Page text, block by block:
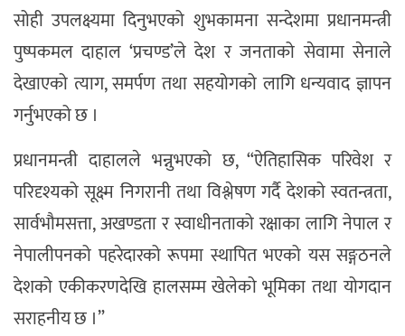
सोही उपलक्ष्यमा दिनुभएको शुभकामना सन्देशमा प्रधानमन्त्री
पुष्पकमल दाहाल ‘प्रचण्ड’ले देश र जनताको सेवामा सेनाले
देखाएको त्याग, समर्पण तथा सहयोगको लागि धन्यवाद ज्ञापन
गर्नुभएको छ ।
प्रधानमन्त्री दाहालले भन्नुभएको छ, “ऐतिहासिक परिवेश र
परिदृश्यको सूक्ष्म निगरानी तथा विश्लेषण गर्दै देशको स्वतन्त्रता,
सार्वभौमसत्ता, अखण्डता र स्वाधीनताको रक्षाका लागि नेपाल र
नेपालीपनको पहरेदारको रूपमा स्थापित भएको यस सङ्गठनले
देशको एकीकरणदेखि हालसम्म खेलेको भूमिका तथा योगदान
सराहनीय छ ।”